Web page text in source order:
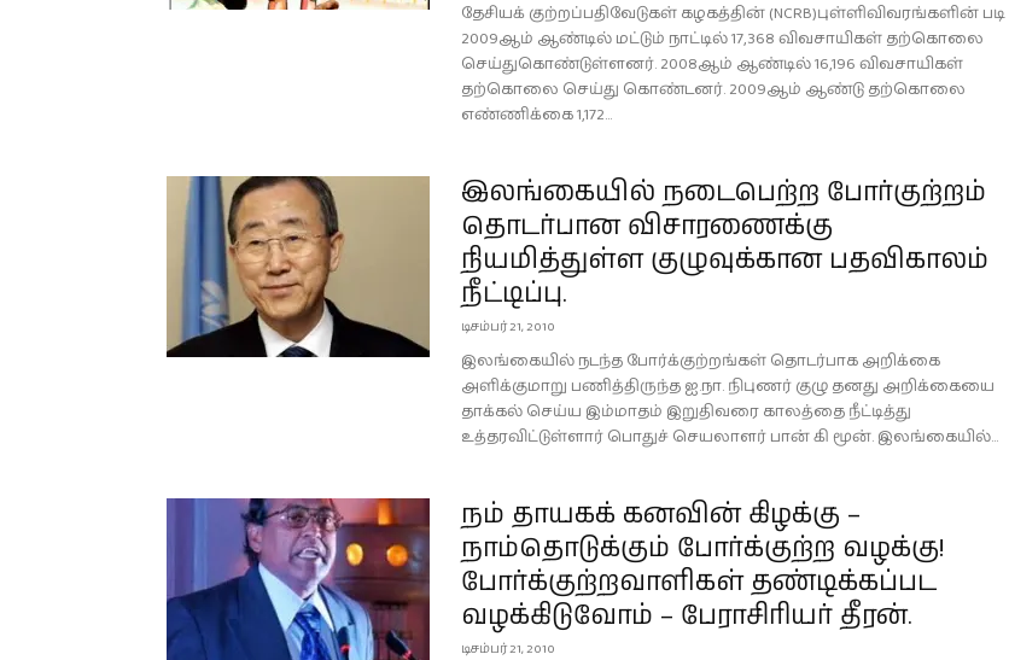
தேசியக் குற்றப்பதிவேடுகள் கழகத்தின் (NCRB)புள்ளிவிவரங்களின் படி
2009ஆம் ஆண்டில் மட்டும் நாட்டில் 17,368 விவசாயிகள் தற்கொலை
செய்துகொண்டுள்ளனர். 2008ஆம் ஆண்டில் 16,196 விவசாயிகள்
தற்கொலை செய்து கொண்டனர். 2009ஆம் ஆண்டு தற்கொலை
எண்ணிக்கை 1,172...
இலங்கையில் நடைபெற்ற போர்குற்றம்
தொடர்பான விசாரணைக்கு
நியமித்துள்ள குழுவுக்கான பதவிகாலம்
நீட்டிப்பு.
டிசம்பர் 21, 2010
இலங்கையில் நடந்த போர்க்குற்றங்கள் தொடர்பாக அறிக்கை
அளிக்குமாறு பணித்திருந்த ஐ.நா. நிபுணர் குழு தனது அறிக்கையை
தாக்கல் செய்ய இம்மாதம் இறுதிவரை காலத்தை நீட்டித்து
உத்தரவிட்டுள்ளார் பொதுச் செயலாளர் பான் கி மூன். இலங்கையில்...
நம் தாயகக் கனவின் கிழக்கு –
நாம்தொடுக்கும் போர்க்குற்ற வழக்கு!
போர்க்குற்றவாளிகள் தண்டிக்கப்பட
வழக்கிடுவோம் – பேராசிரியர் தீரன்.
டிசம்பர் 21, 2010